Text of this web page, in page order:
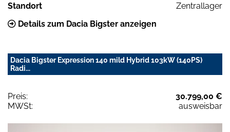
Standort
Zentrallager
Details zum Dacia Bigster anzeigen
Dacia Bigster Expression 140 mild Hybrid 103kW (140PS)
Radi...
Preis:
30.799,00 €
MWSt:
ausweisbar